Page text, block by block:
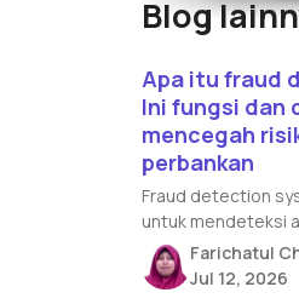
Blog
Apa itu fraud
Ini fungsi dan
mencegah
perbankan
Fraud detection
untuk mendeteksi
Farichatul
Jul 12, 2026